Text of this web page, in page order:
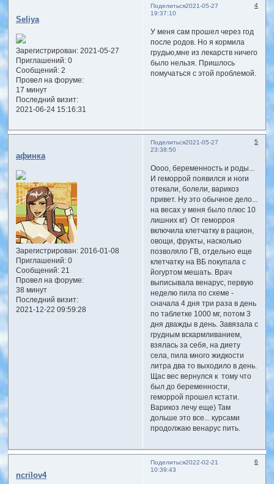
Поделиться 4
2021-05-27
19:37:10
Seliya
Зарегистрирован: 2021-05-27
Приглашений:0
Сообщений:2
Провел на форуме:
17 минут
Последний визит:
2021-06-24 15:16:31
У меня сам прошел через год
после родов. Но я кормила
грудью,мне из лекарств ничего
было нельзя. Пришлось
помучаться с этой проблемой.
Поделиться 5
2021-05-27
23:38:50
афинка
Зарегистрирован: 2016-01-08
Приглашений:0
Сообщений:21
Провел на форуме:
38 минут
Последний визит:
2021-12-22 09:59:28
Оооо, беременность и роды...
И геморрой появился и ноги
отекали, болели, варикоз
привет. Ну это обычное дело...
на весах у меня было плюс 10
лишних кг) От геморроя
включила клетчатку в рацион,
овощи, фрукты, насколько
позволяло ГВ, отдельно еще
клетчатку на ВБ покупала с
йогуртом мешать. Врач
выписывала венарус, первую
неделю пила по схеме -
сначала 4 дня три раза в день
по таблетке 1000 мг, потом 3
дня дважды в день. Завязала с
грудным вскармливанием,
взялась за себя, на диету
села, пила много жидкости
литра два то выходило в день.
Щас вес вернулся к тому что
был до беременности,
геморрой прошел кстати.
Варикоз лечу еще) Там
дольше это все... курсами
продолжаю венарус пить.
Поделиться 6
2022-02-21
10:39:43
ncrilov4